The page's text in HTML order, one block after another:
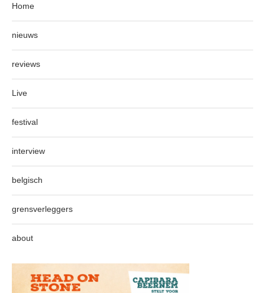
Home
nieuws
reviews
Live
festival
interview
belgisch
grensverleggers
about